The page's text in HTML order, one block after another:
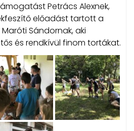
Petrács Alexnek,
előadást tartott a
Maróti Sándornak, aki
és rendkívül finom tortákat.